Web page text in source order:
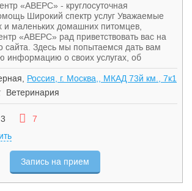
«АВЕРС» - круглосуточная
Широкий спектр услуг Уважаемые
и маленьких домашних питомцев,
«АВЕРС» рад приветствовать вас на
сайта. Здесь мы попытаемся дать вам
информацию о своих услугах, об
Россия, г. Москва,, МКАД 73й км., 7к1
Ветеринария
3
7
Запись на прием